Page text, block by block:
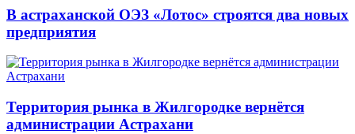
В астраханской ОЭЗ «Лотос» строятся два новых
предприятия
Территория рынка в Жилгородке вернётся
администрации Астрахани